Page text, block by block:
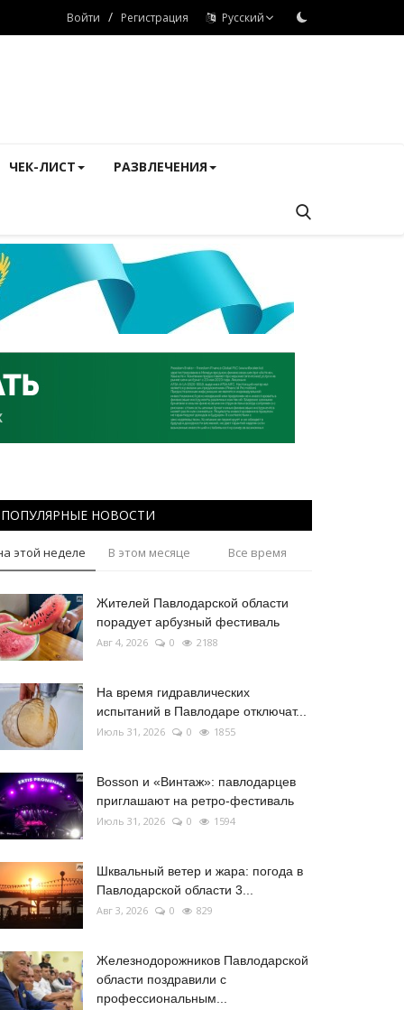
Войти / Регистрация Русский
ЧЕК-ЛИСТ РАЗВЛЕЧЕНИЯ
ПОПУЛЯРНЫЕ НОВОСТИ
этой неделе В этом месяце Все время
Жителей Павлодарской области
порадует арбузный фестиваль
Авг 4, 2026 0 2188
На время гидравлических
испытаний в Павлодаре отключат...
Июль 31, 2026 0 1855
Bosson и «Винтаж»: павлодарцев
приглашают на ретро-фестиваль
Июль 31, 2026 0 1594
Шквальный ветер и жара: погода в
Павлодарской области 3...
Авг 3, 2026 0 829
Железнодорожников Павлодарской
области поздравили с
профессиональным...